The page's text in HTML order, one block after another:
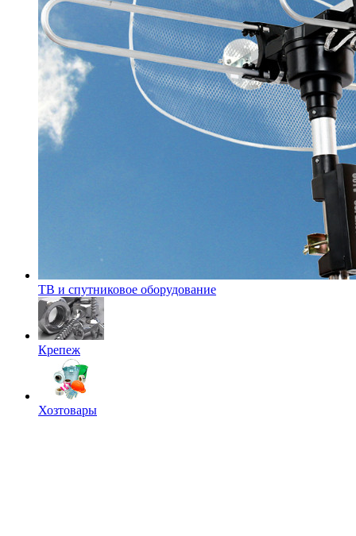
ТВ и спутниковое оборудование
Крепеж
Хозтовары